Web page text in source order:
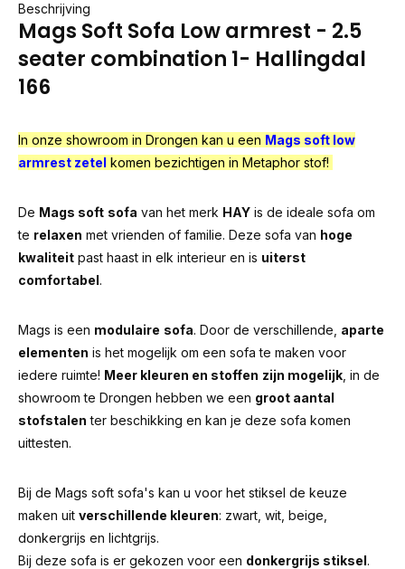
Beschrijving
Mags Soft Sofa Low armrest - 2.5
seater combination 1- Hallingdal
166
In onze showroom in Drongen kan u een Mags soft low
armrest zetel komen bezichtigen in Metaphor stof!
De Mags soft sofa van het merk HAY is de ideale sofa om
te relaxen met vrienden of familie. Deze sofa van hoge
kwaliteit past haast in elk interieur en is uiterst
comfortabel.
Mags is een modulaire sofa. Door de verschillende, aparte
elementen is het mogelijk om een sofa te maken voor
iedere ruimte! Meer kleuren en stoffen zijn mogelijk , in de
showroom te Drongen hebben we een groot aantal
stofstalen ter beschikking en kan je deze sofa komen
uittesten.
Bij de Mags soft sofa's kan u voor het stiksel de keuze
maken uit verschillende kleuren: zwart, wit, beige,
donkergrijs en lichtgrijs.
Bij deze sofa is er gekozen voor een donkergrijs stiksel.